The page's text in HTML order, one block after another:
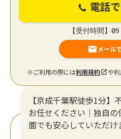
電話
【受付時間】
メール
※ご利用の際には利用規約 や
【京成千葉駅徒歩1分】
お任せください｜独自
面でも安心していただけ